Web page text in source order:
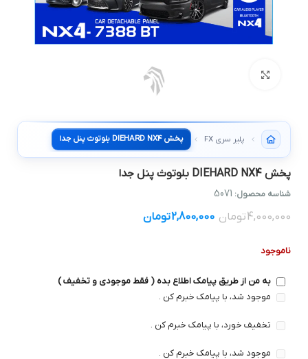
پلیر سری FX پخش DIEHARD NX4 بلوتوث پنل جدا
پخش DIEHARD NX4 بلوتوث پنل جدا
شناسه محصول: 5071
4,000,000تومان 2,800,000تومان
ناموجود
به من از طریق پیامک اطلاع بده ( فقط موجودی و تخفیف )
موجود شد، با پیامک خبرم کن .
تخفیف خورد، با پیامک خبرم کن .
موجود شد، با پیامک خبرم کن .